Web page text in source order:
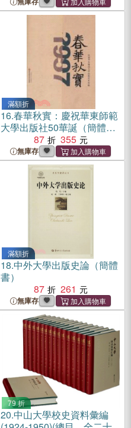
滿額折
16.春華秋實：慶祝華東師範
大學出版社50華誕（簡體
87 355
無庫存
滿額折
18.中外大學出版史論（簡體
書）
87
261
無庫存
79 折
20.中山大學校史資料彙編